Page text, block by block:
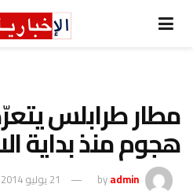
مطار طرابلس
هجوم منذ بداية
byadmin 21 يوليو 2014